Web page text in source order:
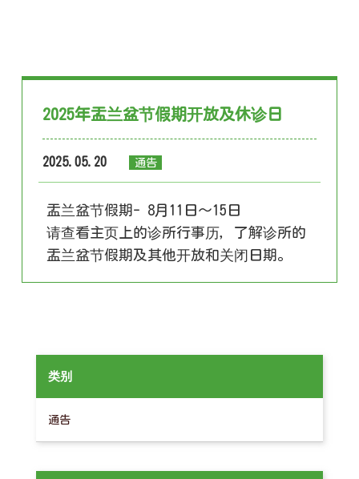
2025年盂兰盆节假期开放及休诊日
2025.05.20 通告
盂兰盆节假期- 8月11日～15日
请查看主页上的诊所行事历，了解诊所的
盂兰盆节假期及其他开放和关闭日期。
类别
通告